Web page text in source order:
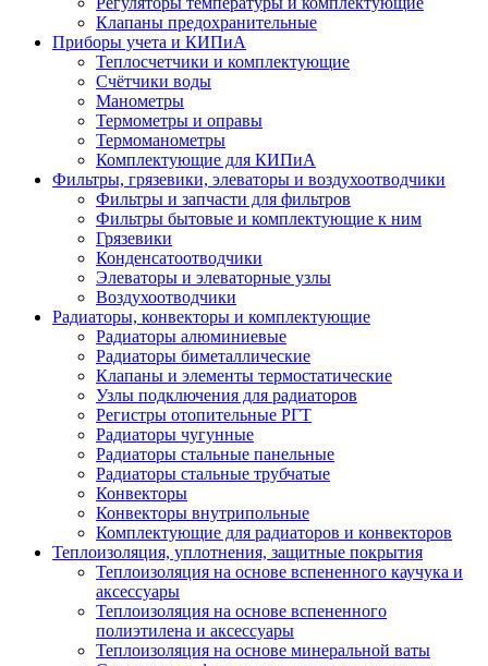
Клапаны предохранительные
Приборы учета и КИПиА
Теплосчетчики и комплектующие
Счётчики воды
Манометры
Термометры и оправы
Термоманометры
Комплектующие для КИПиА
Фильтры, грязевики, элеваторы и воздухоотводчики
Фильтры и запчасти для фильтров
Фильтры бытовые и комплектующие к ним
Грязевики
Конденсатоотводчики
Элеваторы и элеваторные узлы
Воздухоотводчики
Радиаторы, конвекторы и комплектующие
Радиаторы алюминиевые
Радиаторы биметаллические
Клапаны и элементы термостатические
Узлы подключения для радиаторов
Регистры отопительные РГТ
Радиаторы чугунные
Радиаторы стальные панельные
Радиаторы стальные трубчатые
Конвекторы
Конвекторы внутрипольные
Комплектующие для радиаторов и конвекторов
Теплоизоляция, уплотнения, защитные покрытия
Теплоизоляция на основе вспененного каучука и
аксессуары
Теплоизоляция на основе вспененного
полиэтилена и аксессуары
Теплоизоляция на основе минеральной ваты